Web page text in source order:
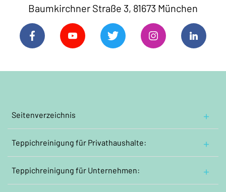
Baumkirchner Straße 3, 81673 München
Seitenverzeichnis
Über uns
Kontaktiere uns
Impressum
Teppichreinigung für Privathaushalte:
Wollwebteppiche reinigen
Orientteppiche mit Seidenanteilen reinigen
Teppichreinigung für Unternehmen: